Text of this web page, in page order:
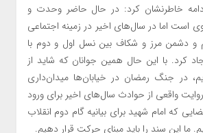
خاطرنشان کرد: در حال حاضر وحدت و
است اما در سال‌های اخیر در زمینه اجتماعی
و دشمن مرز و شکاف بین نسل اول و دوم با
کرد. با این حال همین جوانان که شاید از
در جنگ رمضان در خیابان‌ها میدان‌داری
روایت واقعی از حوادث سال‌های اخیر برای ورود
که امام‌ شهید برای بیانیه گام دوم انقلاب
ما این سند را باید مبنای حرکت قرار دهیم.